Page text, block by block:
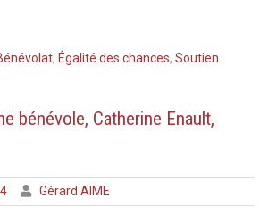
, Égalité des chances, Soutien
bénévole, Catherine Enault,
Gérard AIME